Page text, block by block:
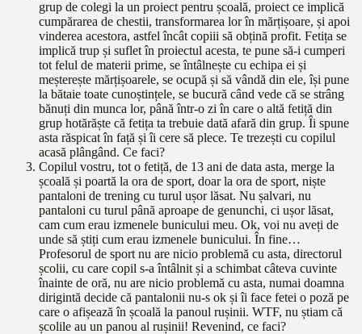
grup de colegi la un proiect pentru școală, proiect ce implică
cumpărarea de chestii, transformarea lor în mărțișoare, și apoi
vinderea acestora, astfel încât copiii să obțină profit. Fetița se
implică trup și suflet în proiectul acesta, te pune să-i cumperi
tot felul de materii prime, se întâlnește cu echipa ei și
meșterește mărțișoarele, se ocupă și să vândă din ele, își pune
la bătaie toate cunoștințele, se bucură când vede că se strâng
bănuți din munca lor, până într-o zi în care o altă fetiță din
grup hotărăște că fetița ta trebuie dată afară din grup. Îi spune
asta răspicat în față și îi cere să plece. Te trezești cu copilul
acasă plângând. Ce faci?
Copilul vostru, tot o fetiță, de 13 ani de data asta, merge la
școală și poartă la ora de sport, doar la ora de sport, niște
pantaloni de trening cu turul ușor lăsat. Nu șalvari, nu
pantaloni cu turul până aproape de genunchi, ci ușor lăsat,
cam cum erau izmenele bunicului meu. Ok, voi nu aveți de
unde să știți cum erau izmenele bunicului. În fine…
Profesorul de sport nu are nicio problemă cu asta, directorul
școlii, cu care copil s-a întâlnit și a schimbat câteva cuvinte
înainte de oră, nu are nicio problemă cu asta, numai doamna
dirigintă decide că pantalonii nu-s ok și îi face fetei o poză pe
care o afișează în școală la panoul rușinii. WTF, nu știam că
școlile au un panou al rușinii! Revenind, ce faci?